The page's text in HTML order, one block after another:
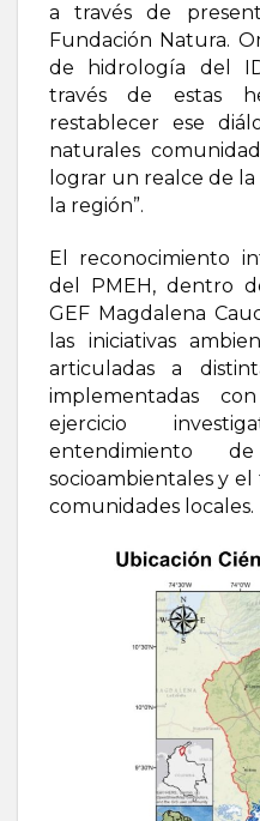
a través de
Fundación Natura.
de hidrología del
través de estas
restablecer ese
naturales
lograr un realce de
la región”.
El reconocimiento
del PMEH, dentro
GEF Magdalena
las iniciativas
articuladas a
implementadas
ejercicio
entendimiento
socioambientales y
comunidades locales.